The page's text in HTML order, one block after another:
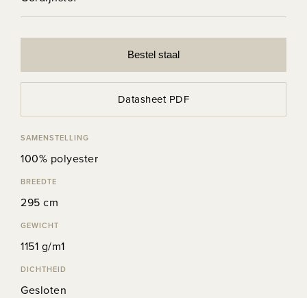
Bestel staal
Datasheet PDF
SAMENSTELLING
100% polyester
BREEDTE
295 cm
GEWICHT
1151 g/m1
DICHTHEID
Gesloten